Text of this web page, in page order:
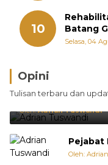
10
Batang
Rolanda
Selasa, 04
Opini
Tulisan terbaru dan
Brasil Lebih
Punya Cara
Oleh:Adrian Tuswandi
Pejabat
Oleh: